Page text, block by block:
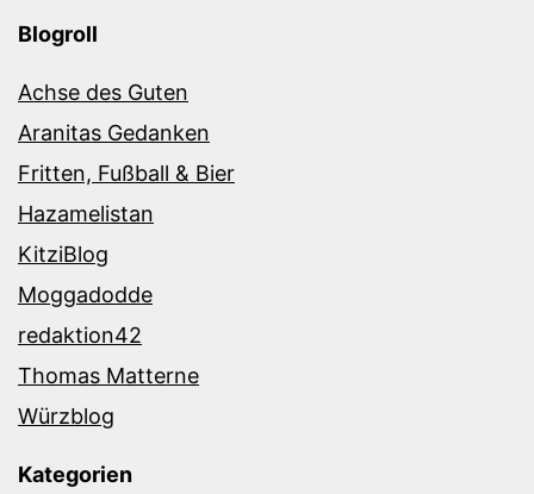
Blogroll
Achse des Guten
Aranitas Gedanken
Fritten, Fußball & Bier
Hazamelistan
KitziBlog
Moggadodde
redaktion42
Thomas Matterne
Würzblog
Kategorien